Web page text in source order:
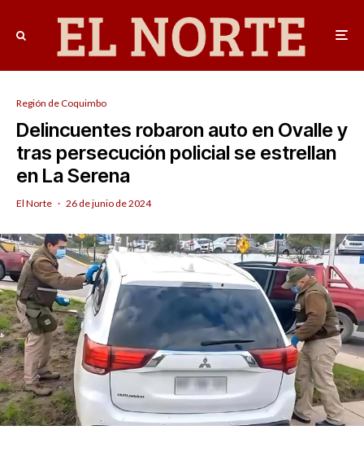
Región de Coquimbo
Delincuentes robaron auto en Ovalle y
tras persecución policial se estrellan
en La Serena
El Norte · 26 de junio de 2024